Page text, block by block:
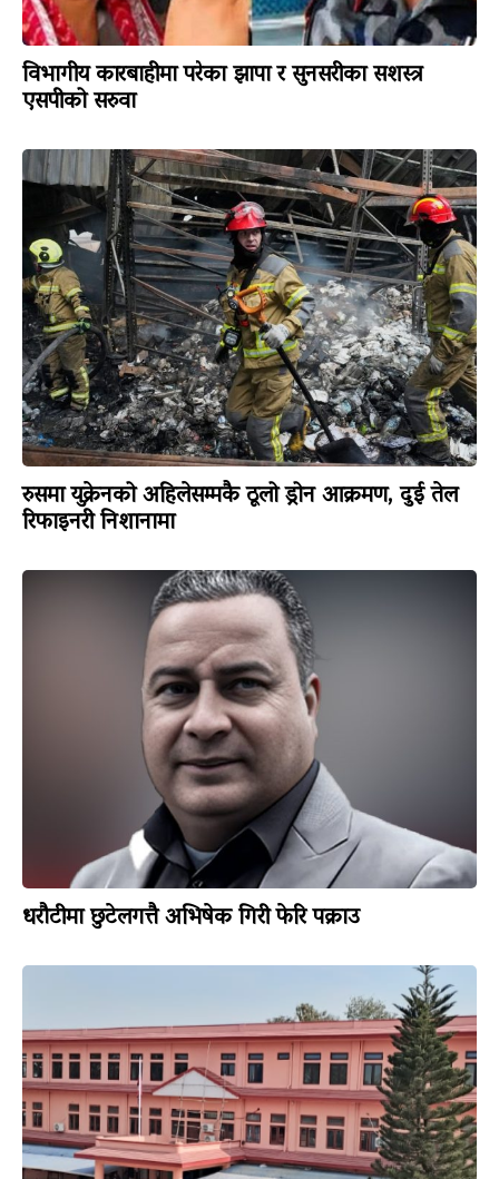
विभागीय कारबाहीमा परेका झापा र सुनसरीका सशस्त्र
एसपीको सरुवा
रुसमा युक्रेनको अहिलेसम्मकै ठूलो ड्रोन आक्रमण, दुई तेल
रिफाइनरी निशानामा
धरौटीमा छुटेलगत्तै अभिषेक गिरी फेरि पक्राउ